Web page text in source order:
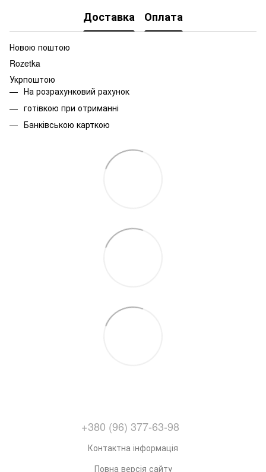
Доставка Оплата
Новою поштою
Rozetka
Укрпоштою
На розрахунковий рахунок
готівкою при отриманні
Банківською карткою
+380 (96) 377-63-98
Контактна інформація
Повна версія сайту